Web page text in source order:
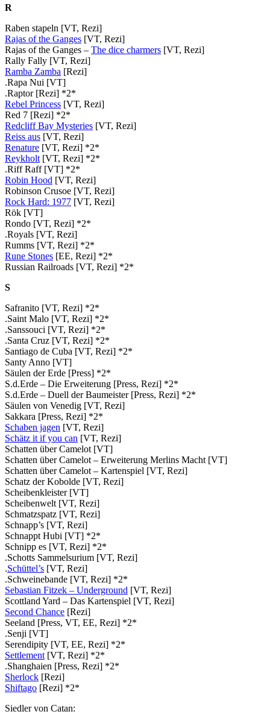
R
Raben stapeln [VT, Rezi]
Rajas of the Ganges [VT, Rezi]
Rajas of the Ganges – The dice charmers [VT, Rezi]
Rally Fally [VT, Rezi]
Ramba Zamba [Rezi]
.Rapa Nui [VT]
.Raptor [Rezi] *2*
Rebel Princess [VT, Rezi]
Red 7 [Rezi] *2*
Redcliff Bay Mysteries [VT, Rezi]
Reiss aus [VT, Rezi]
Renature [VT, Rezi] *2*
Reykholt [VT, Rezi] *2*
.Riff Raff [VT] *2*
Robin Hood [VT, Rezi]
Robinson Crusoe [VT, Rezi]
Rock Hard: 1977 [VT, Rezi]
Rök [VT]
Rondo [VT, Rezi] *2*
.Royals [VT, Rezi]
Rumms [VT, Rezi] *2*
Rune Stones [EE, Rezi] *2*
Russian Railroads [VT, Rezi] *2*
S
Safranito [VT, Rezi] *2*
.Saint Malo [VT, Rezi] *2*
.Sanssouci [VT, Rezi] *2*
.Santa Cruz [VT, Rezi] *2*
Santiago de Cuba [VT, Rezi] *2*
Santy Anno [VT]
Säulen der Erde [Press] *2*
S.d.Erde – Die Erweiterung [Press, Rezi] *2*
S.d.Erde – Duell der Baumeister [Press, Rezi] *2*
Säulen von Venedig [VT, Rezi]
Sakkara [Press, Rezi] *2*
Schaben jagen [VT, Rezi]
Schätz it if you can [VT, Rezi]
Schatten über Camelot [VT]
Schatten über Camelot – Erweiterung Merlins Macht [VT]
Schatten über Camelot – Kartenspiel [VT, Rezi]
Schatz der Kobolde [VT, Rezi]
Scheibenkleister [VT]
Scheibenwelt [VT, Rezi]
Schmatzspatz [VT, Rezi]
Schnapp’s [VT, Rezi]
Schnappt Hubi [VT] *2*
Schnipp es [VT, Rezi] *2*
.Schotts Sammelsurium [VT, Rezi]
.Schüttel’s [VT, Rezi]
.Schweinebande [VT, Rezi] *2*
Sebastian Fitzek – Underground [VT, Rezi]
Scottland Yard – Das Kartenspiel [VT, Rezi]
Second Chance [Rezi]
Seeland [Press, VT, EE, Rezi] *2*
.Senji [VT]
Serendipity [VT, EE, Rezi] *2*
Settlement [VT, Rezi] *2*
.Shanghaien [Press, Rezi] *2*
Sherlock [Rezi]
Shiftago [Rezi] *2*
Siedler von Catan: